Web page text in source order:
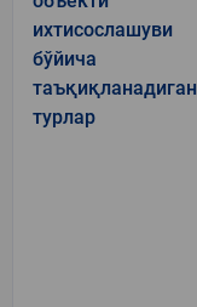
ихтисослашуви
бўйича
таъқиқланадиган
турлар